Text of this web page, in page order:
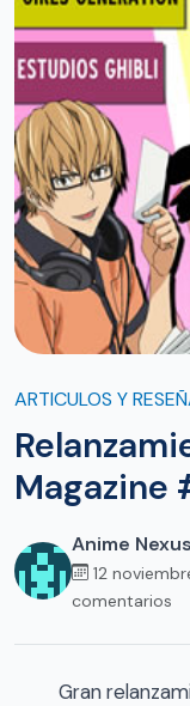
ARTICULOS Y
Magazine
Anime Nexus
12
comentarios
Gran